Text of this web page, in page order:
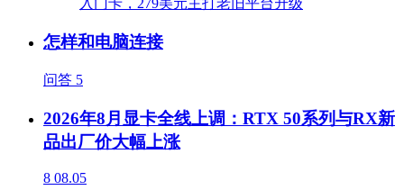
怎样和电脑连接
问答 5
2026年8月显卡全线上调：RTX 50系列与RX新
品出厂价大幅上涨
8 08.05